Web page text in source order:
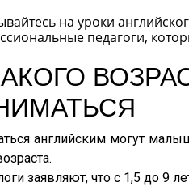
на уроки
педагоги,
английским могут
заявляют, что с 1,5 до 9